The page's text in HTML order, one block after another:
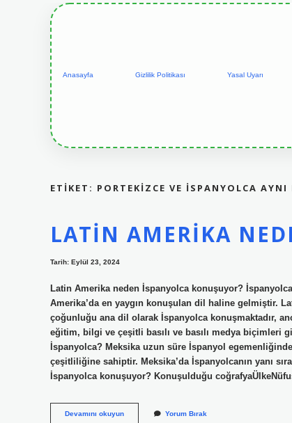
Anasayfa Gizlilik Politikası Yasal Uyarı
ETIKET: PORTEKIZCE VE İSPANYOLCA AYNI
LATIN AMERIKA
Tarih: Eylül 23, 2024
Latin Amerika neden İspanyolca konuşuyor?
Amerika’da en yaygın konuşulan dil haline gelmiştir.
çoğunluğu ana dil olarak İspanyolca konuşmaktadır,
eğitim, bilgi ve çeşitli basılı ve basılı medya biçimleri
İspanyolca? Meksika uzun süre İspanyol
çeşitliliğine sahiptir. Meksika’da İspanyolcanın yanı
İspanyolca konuşuyor? Konuşulduğu
Devamını okuyunLatin
Yorum Bırak